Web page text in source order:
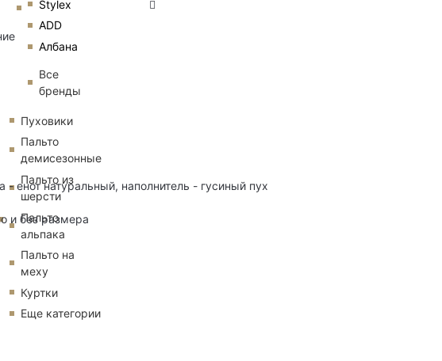
Stylex
ADD
Албана
Все
бренды
Пуховики
Пальто
демисезонные
Пальто из
шерсти
Пальто
альпака
Пальто на
меху
Куртки
Еще категории
- енот натуральный, наполнитель - гусиный пух
и без размера